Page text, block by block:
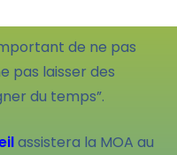
de ne pas
pas laisser des
du temps”.
assistera la MOA au